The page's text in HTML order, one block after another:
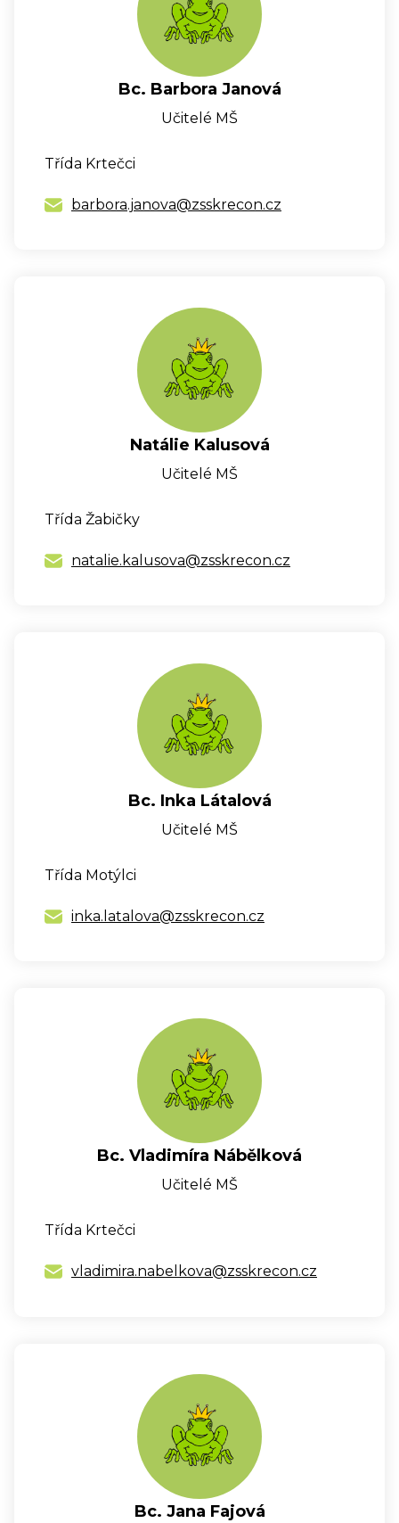
Bc. Barbora Janová
Učitelé MŠ
Třída Krtečci
barbora.janova@zsskrecon.cz
Natálie Kalusová
Učitelé MŠ
Třída Žabičky
natalie.kalusova@zsskrecon.cz
Bc. Inka Látalová
Učitelé MŠ
Třída Motýlci
inka.latalova@zsskrecon.cz
Bc. Vladimíra Nábělková
Učitelé MŠ
Třída Krtečci
vladimira.nabelkova@zsskrecon.cz
Bc. Jana Fajová